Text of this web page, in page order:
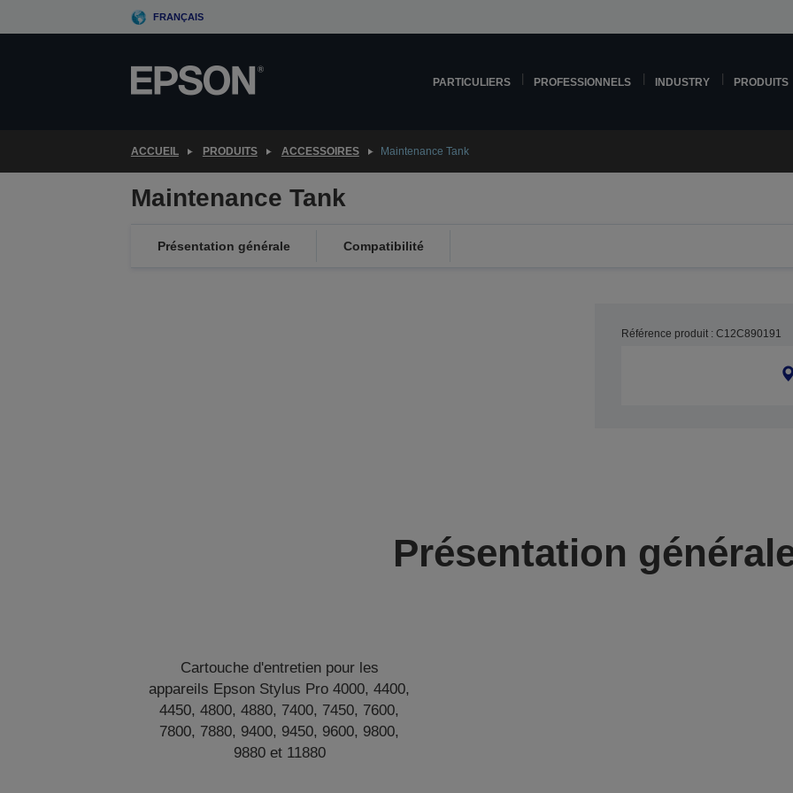
to
FRANÇAIS
PARTICULIERS PROFESSIONNELS INDUSTRY PRODUITS
ACCUEIL PRODUITS ACCESSOIRES Maintenance Tank
Maintenance Tank
Présentation générale Compatibilité
Référence produit : C12C890191
Présentation
Cartouche d'entretien pour les
appareils Epson Stylus Pro 4000, 4400,
4450, 4800, 4880, 7400, 7450, 7600,
7800, 7880, 9400, 9450, 9600, 9800,
9880 et 11880